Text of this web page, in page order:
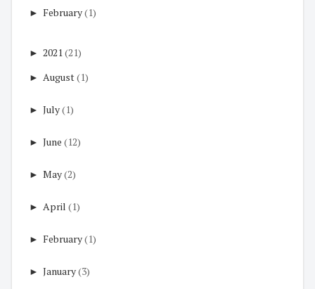
► February(1)
► 2021 (21)
► August(1)
► July(1)
► June (12)
► May(2)
► April (1)
► February(1)
► January(3)